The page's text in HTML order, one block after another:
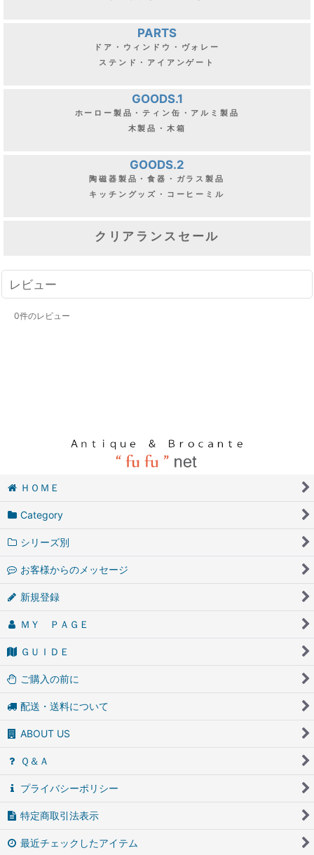
PARTS
ドア・ウィンドウ・ヴォレー
ステンド・アイアンゲート
GOODS.1
ホーロー製品・ティン缶・アルミ製品
木製品・木箱
GOODS.2
陶磁器製品・食器・ガラス製品
キッチングッズ・コーヒーミル
クリアランスセール
レビュー
0件のレビュー
ＨＯＭＥ
Category
シリーズ別
お客様からのメッセージ
新規登録
ＭＹ ＰＡＧＥ
ＧＵＩＤＥ
ご購入の前に
配送・送料について
ABOUT US
Ｑ＆Ａ
プライバシーポリシー
特定商取引法表示
最近チェックしたアイテム